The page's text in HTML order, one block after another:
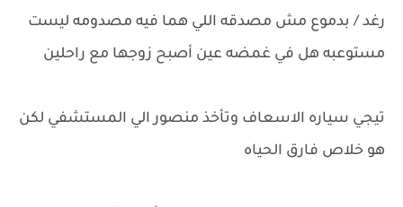
رغد / بدموع مش مصدقه اللي هما فيه مصدومه ليست
مستوعبه هل في غمضه عين أصبح زوجها مع راحلين
تيجي سياره الاسعاف وتأخذ منصور الي المستشفي لكن
هو خلاص فارق الحياه